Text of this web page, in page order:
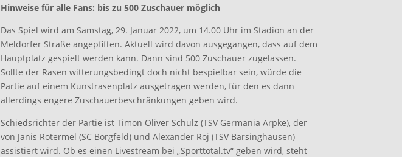
Hinweise für alle Fans: bis zu 500 Zuschauer möglich
Das Spiel wird am Samstag, 29. Januar 2022, um 14.00 Uhr im Stadion an der
Meldorfer Straße angepfiffen. Aktuell wird davon ausgegangen, dass auf dem
Hauptplatz gespielt werden kann. Dann sind 500 Zuschauer zugelassen.
Sollte der Rasen witterungsbedingt doch nicht bespielbar sein, würde die
Partie auf einem Kunstrasenplatz ausgetragen werden, für den es dann
allerdings engere Zuschauerbeschränkungen geben wird.
Schiedsrichter der Partie ist Timon Oliver Schulz (TSV Germania Arpke), der
von Janis Rotermel (SC Borgfeld) und Alexander Roj (TSV Barsinghausen)
assistiert wird. Ob es einen Livestream bei „Sporttotal.tv“ geben wird, steht